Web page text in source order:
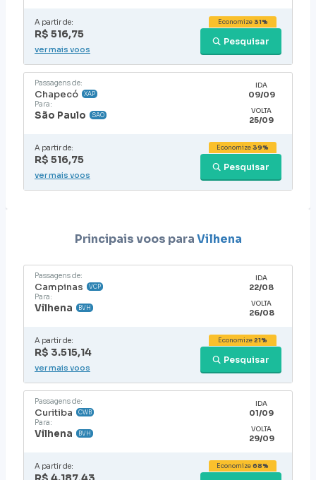
A partir de:
R$ 516,75
Pesquisar
Economize31%
ver mais voos
Passagens de:
Chapecó XAP
Para:
São Paulo SAO
IDA
09/09
VOLTA
25/09
A partir de:
R$ 516,75
Pesquisar
Economize39%
ver mais voos
Principais voos paraVilhena
Passagens de:
Campinas VCP
Para:
Vilhena BVH
IDA
22/08
VOLTA
26/08
A partir de:
R$ 3.515,14
Pesquisar
Economize21%
ver mais voos
Passagens de:
Curitiba CWB
Para:
Vilhena BVH
IDA
01/09
VOLTA
29/09
A partir de: Economize68%